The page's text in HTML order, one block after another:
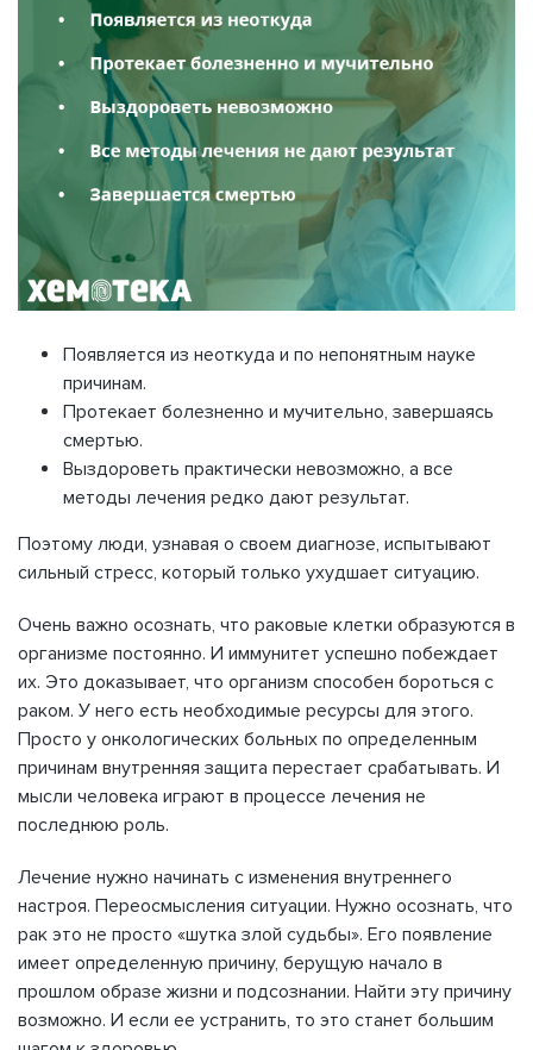
Появляется из неоткуда и по непонятным науке
причинам.
Протекает болезненно и мучительно, завершаясь
смертью.
Выздороветь практически невозможно, а все
методы лечения редко дают результат.
Поэтому люди, узнавая о своем диагнозе, испытывают
сильный стресс, который только ухудшает ситуацию.
Очень важно осознать, что раковые клетки образуются в
организме постоянно. И иммунитет успешно побеждает
их. Это доказывает, что организм способен бороться с
раком. У него есть необходимые ресурсы для этого.
Просто у онкологических больных по определенным
причинам внутренняя защита перестает срабатывать. И
мысли человека играют в процессе лечения не
последнюю роль.
Лечение нужно начинать с изменения внутреннего
настроя. Переосмысления ситуации. Нужно осознать, что
рак это не просто «шутка злой судьбы». Его появление
имеет определенную причину, берущую начало в
прошлом образе жизни и подсознании. Найти эту причину
возможно. И если ее устранить, то это станет большим